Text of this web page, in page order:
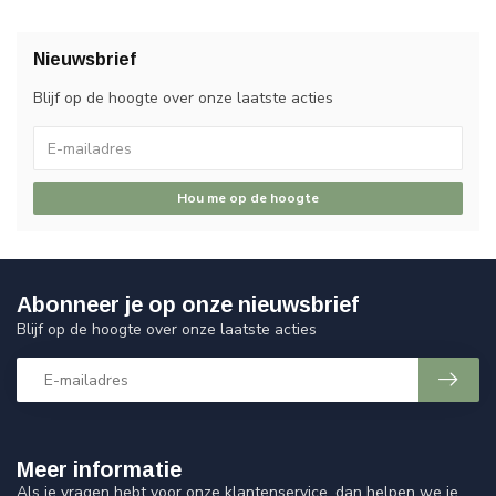
Nieuwsbrief
Blijf op de hoogte over onze laatste acties
Hou me op de hoogte
Meer informatie
Abonneer je op onze nieuwsbrief
Blijf op de hoogte over onze laatste acties